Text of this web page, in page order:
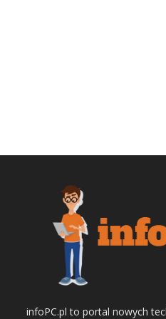
infoPC.pl to portal nowych